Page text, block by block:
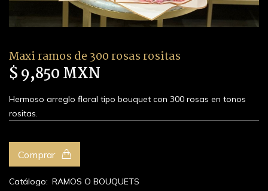
Maxi ramos de 300 rosas rositas
$ 9,850 MXN
Hermoso arreglo floral tipo bouquet con 300 rosas en tonos
rositas.
Comprar
Catálogo: RAMOS O BOUQUETS